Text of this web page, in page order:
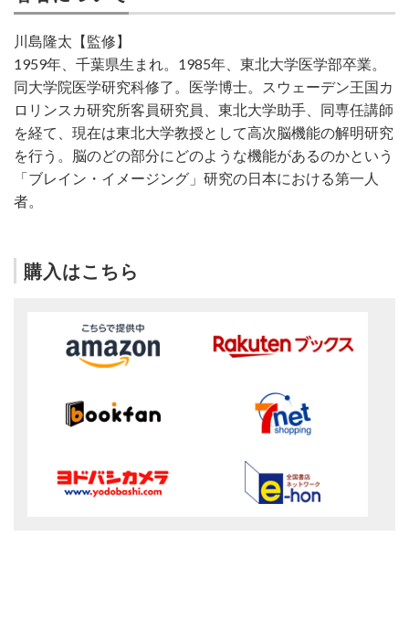
川島隆太【監修】
1959年、千葉県生まれ。1985年、東北大学医学部卒業。
同大学院医学研究科修了。医学博士。スウェーデン王国カ
ロリンスカ研究所客員研究員、東北大学助手、同専任講師
を経て、現在は東北大学教授として高次脳機能の解明研究
を行う。脳のどの部分にどのような機能があるのかという
「ブレイン・イメージング」研究の日本における第一人
者。
購入はこちら